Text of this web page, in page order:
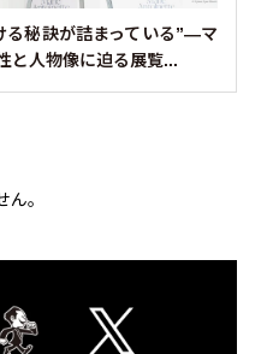
る秘訣が詰まっている”—マ
と人物像に迫る展覧...
。